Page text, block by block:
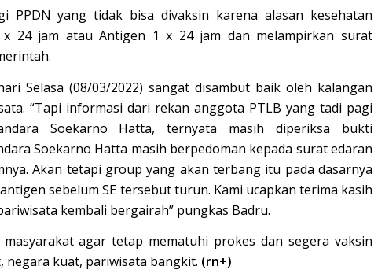
PPDN yang tidak bisa divaksin karena alasan kesehatan
x 24 jam atau Antigen 1 x 24 jam dan melampirkan surat
Selasa (08/03/2022) sangat disambut baik oleh kalangan
“Tapi informasi dari rekan anggota PTLB yang tadi pagi
Soekarno Hatta, ternyata masih diperiksa bukti
Soekarno Hatta masih berpedoman kepada surat edaran
Akan tetapi group yang akan terbang itu pada dasarnya
sebelum SE tersebut turun. Kami ucapkan terima kasih
kembali bergairah” pungkas Badru.
agar tetap mematuhi prokes dan segera vaksin
negara kuat, pariwisata bangkit. (rn+)